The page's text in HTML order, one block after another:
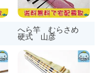
へら竿 むらさめ
硬式 山彦